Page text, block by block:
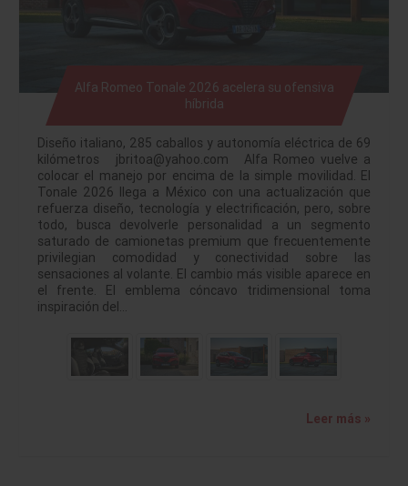
Alfa Romeo Tonale 2026 acelera su ofensiva
híbrida
Diseño italiano, 285 caballos y autonomía eléctrica de 69
kilómetros jbritoa@yahoo.com Alfa Romeo vuelve a
colocar el manejo por encima de la simple movilidad. El
Tonale 2026 llega a México con una actualización que
refuerza diseño, tecnología y electrificación, pero, sobre
todo, busca devolverle personalidad a un segmento
saturado de camionetas premium que frecuentemente
privilegian comodidad y conectividad sobre las
sensaciones al volante. El cambio más visible aparece en
el frente. El emblema cóncavo tridimensional toma
inspiración del…
Leer más »